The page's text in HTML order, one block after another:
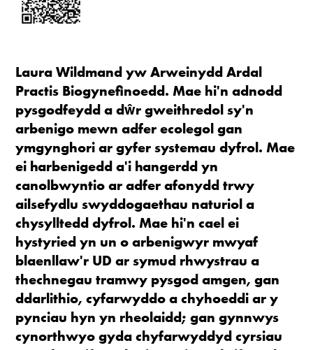
Laura Wildmand yw Arweinydd Ardal
Practis Biogynefinoedd. Mae hi'n adnodd
pysgodfeydd a dŵr gweithredol sy'n
arbenigo mewn adfer ecolegol gan
ymgynghori ar gyfer systemau dyfrol. Mae
ei harbenigedd a'i hangerdd yn
canolbwyntio ar adfer afonydd trwy
ailsefydlu swyddogaethau naturiol a
chysylltedd dyfrol. Mae hi'n cael ei
hystyried yn un o arbenigwyr mwyaf
blaenllaw'r UD ar symud rhwystrau a
thechnegau tramwy pysgod amgen, gan
ddarlithio, cyfarwyddo a chyhoeddi ar y
pynciau hyn yn rheolaidd; gan gynnwys
cynorthwyo gyda chyfarwyddyd cyrsiau